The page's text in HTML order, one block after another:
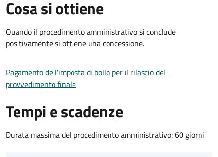
Cosa si ottiene
Quando il procedimento amministrativo si conclude
positivamente si ottiene una concessione.
Pagamento dell'imposta di bollo per il rilascio del
provvedimento finale
Tempi e scadenze
Durata massima del procedimento amministrativo: 60 giorni